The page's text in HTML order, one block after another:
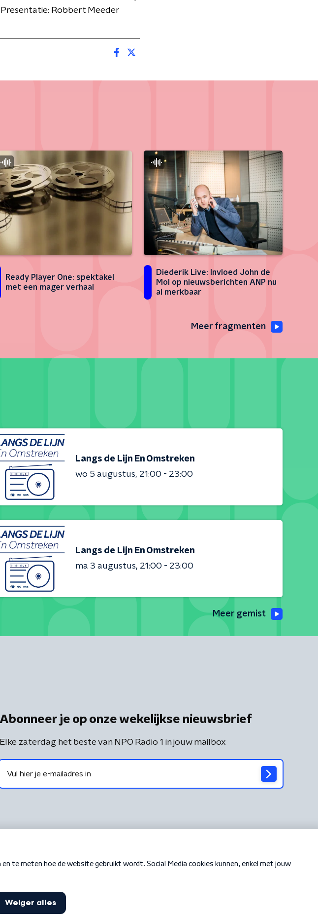
Robbert Meeder
Ready Player One: spektakel
met een mager verhaal
Diederik Live: Invloed John de
Mol op nieuwsberichten ANP nu
al merkbaar
Meer fragmenten
Langs de Lijn En Omstreken
wo 5 augustus 21:00 - 23:00
Langs de Lijn En Omstreken
ma 3 augustus 21:00 - 23:00
Meer gemist
Abonneer je op onze wekelijkse nieuwsbrief
Elke zaterdag het beste van NPO Radio 1 in jouw mailbox